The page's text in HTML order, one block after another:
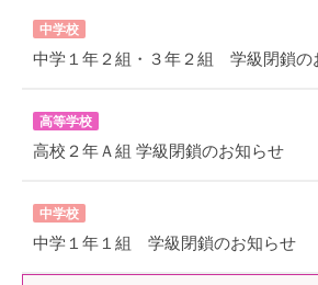
中学校
中学１年２組・３年２組 学級閉鎖の
高等学校
高校２年Ａ組 学級閉鎖のお知らせ
中学校
中学１年１組 学級閉鎖のお知らせ